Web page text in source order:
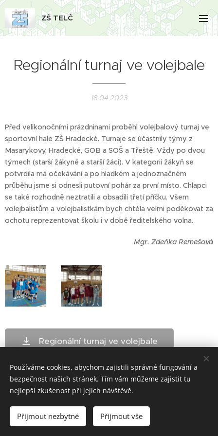
ZŠ TELČ
Regionální turnaj ve volejbale
18.04.2023
Před velikonočními prázdninami proběhl volejbalový turnaj ve
sportovní hale ZŠ Hradecké. Turnaje se účastnily týmy z
Masarykovy, Hradecké, GOB a SOŠ a Třeště. Vždy po dvou
týmech (starší žákyně a starší žáci). V kategorii žákyň se
potvrdila má očekávání a po hladkém a jednoznačném
průběhu jsme si odnesli putovní pohár za první místo. Chlapci
se také rozhodně neztratili a obsadili třetí příčku. Všem
volejbalistům a volejbalistkám bych chtěla velmi poděkovat za
ochotu reprezentovat školu i v době ředitelského volna.
Mgr. Zdeňka Remešová
Regionální turnaj ve volejbale
ZŠ Telč - bloxx.cz
Používáme cookies, abychom zajistili správné fungování a
bezpečnost našich stránek. Tím vám můžeme zajistit tu
nejlepší zkušenost při jejich návštěvě.
Přijmout nezbytné Přijmout vše